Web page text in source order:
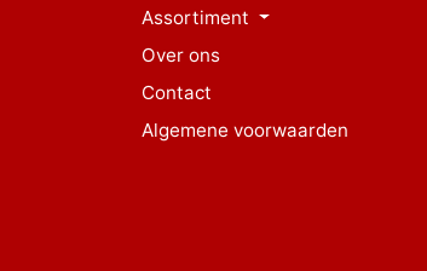
Assortiment
Over ons
Contact
Algemene voorwaarden